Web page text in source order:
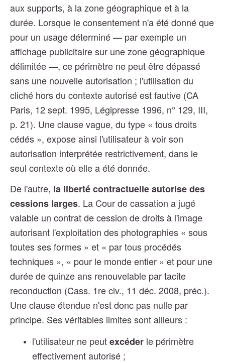
aux supports, à la zone géographique et à la
durée. Lorsque le consentement n'a été donné que
pour un usage déterminé — par exemple un
affichage publicitaire sur une zone géographique
délimitée —, ce périmètre ne peut être dépassé
sans une nouvelle autorisation ; l'utilisation du
cliché hors du contexte autorisé est fautive (CA
Paris, 12 sept. 1995, Légipresse 1996, n° 129, III,
p. 21). Une clause vague, du type « tous droits
cédés », expose ainsi l'utilisateur à voir son
autorisation interprétée restrictivement, dans le
seul contexte où elle a été donnée.
De l'autre, la liberté contractuelle autorise des
cessions larges. La Cour de cassation a jugé
valable un contrat de cession de droits à l'image
autorisant l'exploitation des photographies « sous
toutes ses formes » et « par tous procédés
techniques », « pour le monde entier » et pour une
durée de quinze ans renouvelable par tacite
reconduction (Cass. 1re civ., 11 déc. 2008, préc.).
Une clause étendue n'est donc pas nulle par
principe. Ses véritables limites sont ailleurs :
l'utilisateur ne peutexcéder le périmètre
effectivement autorisé ;